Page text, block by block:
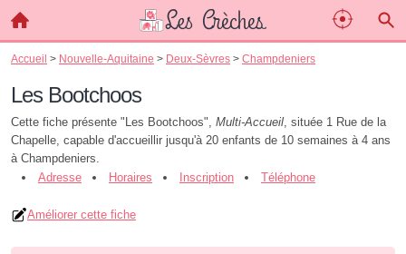
Accueil > Nouvelle-Aquitaine > Deux-Sèvres > Champdeniers
Les Bootchoos
Cette fiche présente "Les Bootchoos", Multi-Accueil, située 1 Rue de la
Chapelle, capable d'accueillir jusqu'à 20 enfants de 10 semaines à 4 ans
à Champdeniers.
Adresse
Horaires Inscription Téléphone
Améliorer cette fiche